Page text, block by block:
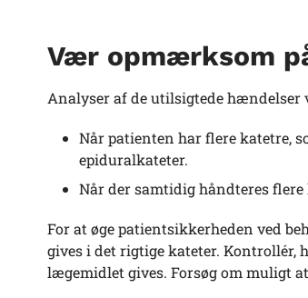
Vær opmærksom
Analyser af de utilsigtede hændelser
Når patienten har flere katetre,
epiduralkateter.
Når der samtidig håndteres
For at øge patientsikkerheden ved
gives i det rigtige kateter.
lægemidlet gives. Forsøg om muligt